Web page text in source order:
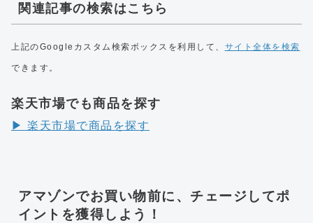
関連記事の検索はこちら
上記のGoogleカスタム検索ボックスを利用して、 サイト全体を検索
できます。
楽天市場でも商品を探す
▶︎ 楽天市場で商品を探す
アマゾンでお買い物前に、チェージしてポ
イントを獲得しよう！